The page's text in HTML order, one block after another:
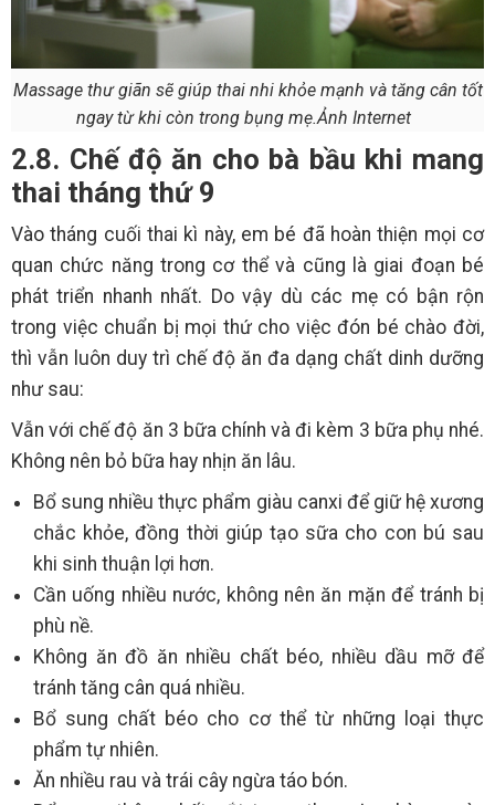
Massage thư giãn sẽ giúp thai nhi khỏe mạnh và tăng cân tốt
ngay từ khi còn trong bụng mẹ.Ảnh Internet
2.8. Chế độ ăn cho bà bầu khi mang
thai tháng thứ 9
Vào tháng cuối thai kì này, em bé đã hoàn thiện mọi cơ
quan chức năng trong cơ thể và cũng là giai đoạn bé
phát triển nhanh nhất. Do vậy dù các mẹ có bận rộn
trong việc chuẩn bị mọi thứ cho việc đón bé chào đời,
thì vẫn luôn duy trì chế độ ăn đa dạng chất dinh dưỡng
như sau:
Vẫn với chế độ ăn 3 bữa chính và đi kèm 3 bữa phụ nhé.
Không nên bỏ bữa hay nhịn ăn lâu.
Bổ sung nhiều thực phẩm giàu canxi để giữ hệ xương
chắc khỏe, đồng thời giúp tạo sữa cho con bú sau
khi sinh thuận lợi hơn.
Cần uống nhiều nước, không nên ăn mặn để tránh bị
phù nề.
Không ăn đồ ăn nhiều chất béo, nhiều dầu mỡ để
tránh tăng cân quá nhiều.
Bổ sung chất béo cho cơ thể từ những loại thực
phẩm tự nhiên.
Ăn nhiều rau và trái cây ngừa táo bón.